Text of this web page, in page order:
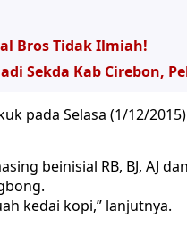
Bros Tidak Ilmiah!
Sekda Kab Cirebon,
pada Selasa (1/12/
beinisial RB, BJ, AJ
kedai kopi,” lanjutnya.